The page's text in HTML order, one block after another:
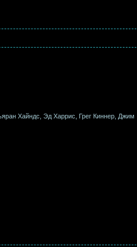
Хайндс, Эд Харрис, Грег Киннер, Джим